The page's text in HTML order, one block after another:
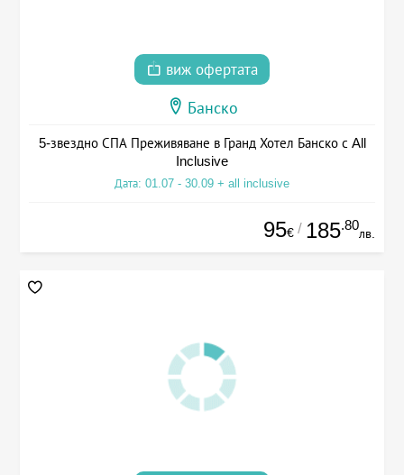
виж офертата
Банско
5-звездно СПА Преживяване в Гранд Хотел Банско с All
Inclusive
Дата: 01.07 - 30.09 + all inclusive
95€ / 185.80
лв.